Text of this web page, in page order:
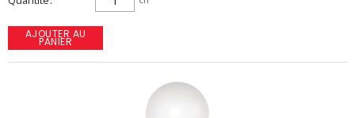
AJOUTER AU
PANIER